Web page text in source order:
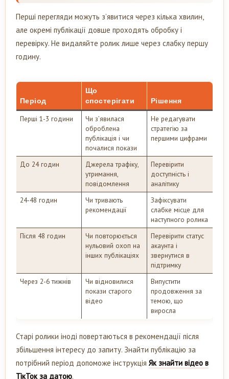
Перші перегляди можуть з’явитися через кілька хвилин,
але окремі публікації довше проходять обробку і
перевірку. Не видаляйте ролик лише через слабку першу
годину.
Період
Що
спостерігати
Рішення
Перші 1-3 години
Чи з’явилася
оброблена
публікація і чи
почалися покази
Не редагувати
стратегію за
першими цифрами
До 24 годин
Джерела трафіку,
утримання,
повідомлення
Перевірити
доступність і
аналітику
24-48 годин
Чи тривають
рекомендації
Зафіксувати
слабке місце для
наступного ролика
Після 48 годин
Чи повторюється
нульовий охоп на
інших публікаціях
Перевірити статус
акаунта і
звернутися в
підтримку
Через 2-6 тижнів
Чи відновилися
покази старого
відео
Випустити
продовження за
темою, що
виросла
Старі ролики іноді повертаються в рекомендації після
збільшення інтересу до запиту. Знайти публікацію за
потрібний період допоможе інструкція Як знайти відео в
ТікТок за датою.